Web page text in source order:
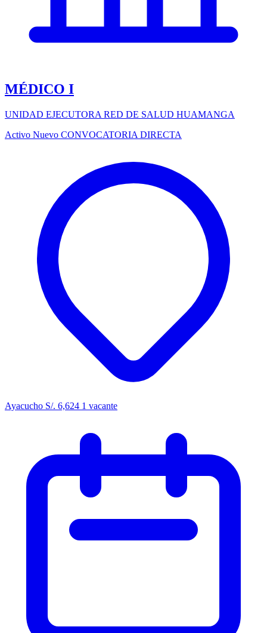
MÉDICO I
UNIDAD EJECUTORA RED DE SALUD HUAMANGA
Activo Nuevo CONVOCATORIA DIRECTA
Ayacucho S/. 6,624 1 vacante